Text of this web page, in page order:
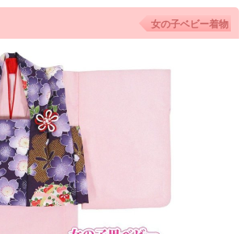
女の子ベビー着物